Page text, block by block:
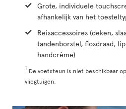
Grote, individuele
afhankelijk van het
Reisaccessoires (deken,
tandenborstel, flosdraad,
handcrème)
1 De voetsteun is niet beschikbaar
vliegtuigen.